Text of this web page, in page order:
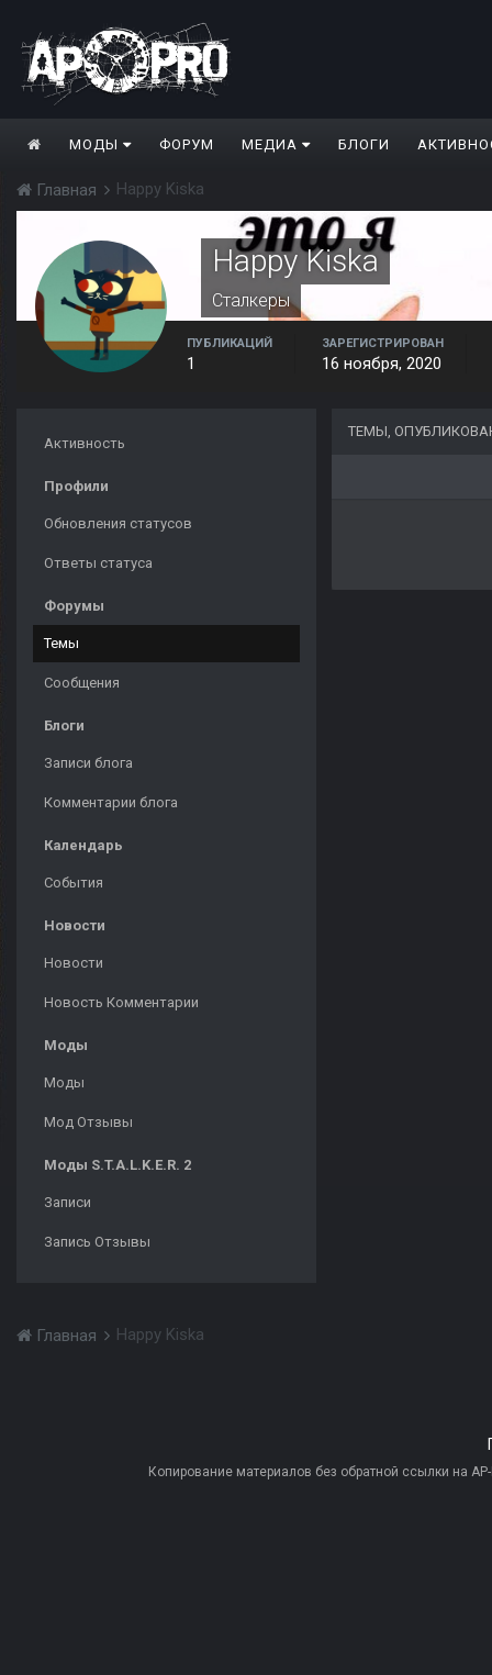
МОДЫ ФОРУМ МЕДИА БЛОГИ
Главная Happy Kiska
Happy Kiska
Сталкеры
ПУБЛИКАЦИЙ
1
ЗАРЕГИСТРИРОВАН
16 ноября, 2020
Активность
Профили
Обновления статусов
Ответы статуса
Форумы
Темы
Сообщения
Блоги
Записи блога
Комментарии блога
Календарь
События
Новости
Новости
Новость Комментарии
Моды
Моды
Мод Отзывы
Моды S.T.A.L.K.E.R. 2
Записи
Запись Отзывы
ТЕМЫ,
Главная Happy Kiska
Копирование материалов без обратной ссылки на